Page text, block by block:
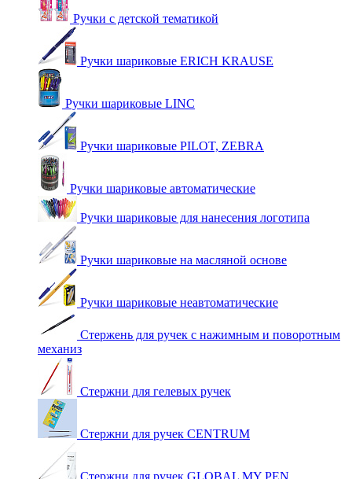
Ручки с детской тематикой
Ручки шариковые ERICH KRAUSE
Ручки шариковые LINC
Ручки шариковые PILOT, ZEBRA
Ручки шариковые автоматические
Ручки шариковые для нанесения логотипа
Ручки шариковые на масляной основе
Ручки шариковые неавтоматические
Стержень для ручек с нажимным и поворотным
механиз
Стержни для гелевых ручек
Стержни для ручек CENTRUM
Стержни для ручек GLOBAL MY PEN